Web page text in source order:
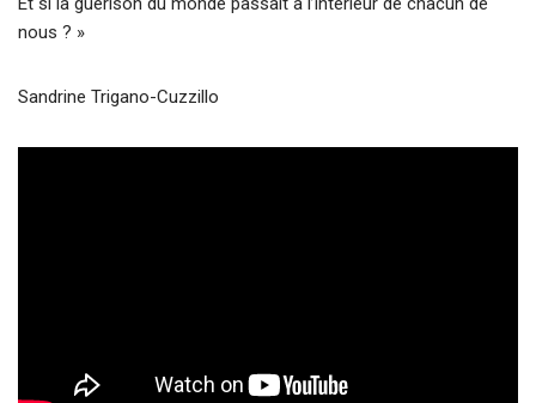
nous ? »
Sandrine Trigano-Cuzzillo